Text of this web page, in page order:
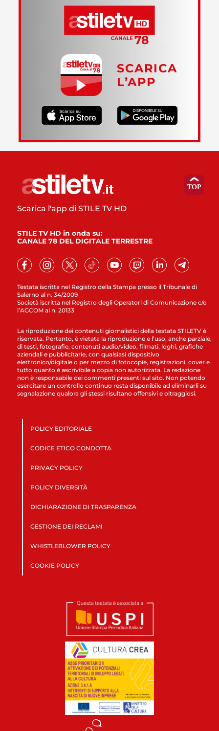
SCARICA
L’APP
Testata iscritta nel Registro della Stampa presso il Tribunale di
Salerno al n. 34/2009
Società iscritta nel Registro degli Operatori di Comunicazione c/o
l’AGCOM al n. 20133
Scarica l'app di STILE TV HD
STILE TV HD in onda su:
CANALE 78 DEL DIGITALE TERRESTRE
La riproduzione dei contenuti giornalistici della testata STILETV è
riservata. Pertanto, è vietata la riproduzione e l’uso, anche parziale,
di testi, fotografie, contenuti audio/video, filmati, loghi, grafiche
aziendali e pubblicitarie, con qualsiasi dispositivo
elettronico/digitale o per mezzo di fotocopie, registrazioni, cover e
tutto quanto è ascrivibile a copia non autorizzata. La redazione
non è responsabile dei commenti presenti sul sito. Non potendo
esercitare un controllo continuo resta disponibile ad eliminarli su
segnalazione qualora gli stessi risultano offensivi e oltraggiosi.
POLICY EDITORIALE
CODICE ETICO CONDOTTA
PRIVACY POLICY
POLICY DIVERSITÀ
DICHIARAZIONE DI TRASPARENZA
GESTIONE DEI RECLAMI
WHISTLEBLOWER POLICY
COOKIE POLICY